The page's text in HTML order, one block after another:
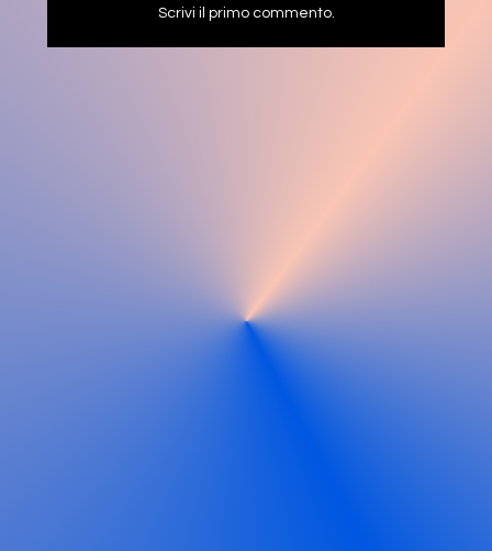
Scrivi il primo commento.